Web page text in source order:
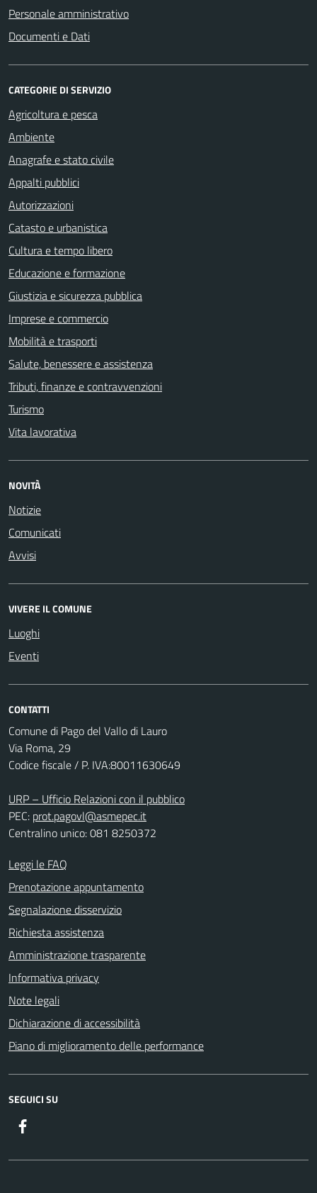
Personale amministrativo
Documenti e Dati
CATEGORIE DI SERVIZIO
Agricoltura e pesca
Ambiente
Anagrafe e stato civile
Appalti pubblici
Autorizzazioni
Catasto e urbanistica
Cultura e tempo libero
Educazione e formazione
Giustizia e sicurezza pubblica
Imprese e commercio
Mobilità e trasporti
Salute, benessere e assistenza
Tributi, finanze e contravvenzioni
Turismo
Vita lavorativa
NOVITÀ
Notizie
Comunicati
Avvisi
VIVERE IL COMUNE
Luoghi
Eventi
CONTATTI
Comune di Pago del Vallo di Lauro
Via Roma, 29
Codice fiscale / P. IVA:80011630649
URP – Ufficio Relazioni con il pubblico
PEC: prot.pagovl@asmepec.it
Centralino unico: 081 8250372
Leggi le FAQ
Prenotazione appuntamento
Segnalazione disservizio
Richiesta assistenza
Amministrazione trasparente
Informativa privacy
Note legali
Dichiarazione di accessibilità
Piano di miglioramento delle performance
SEGUICI SU